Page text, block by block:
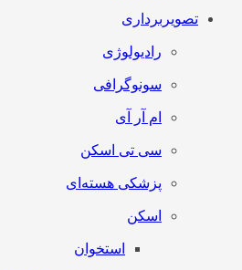
تصویربرداری
رادیولوژی
سونوگرافی
ام آر آی
سی تی اسکن
پزشکی هسته‌ای
اسکن
استخوان